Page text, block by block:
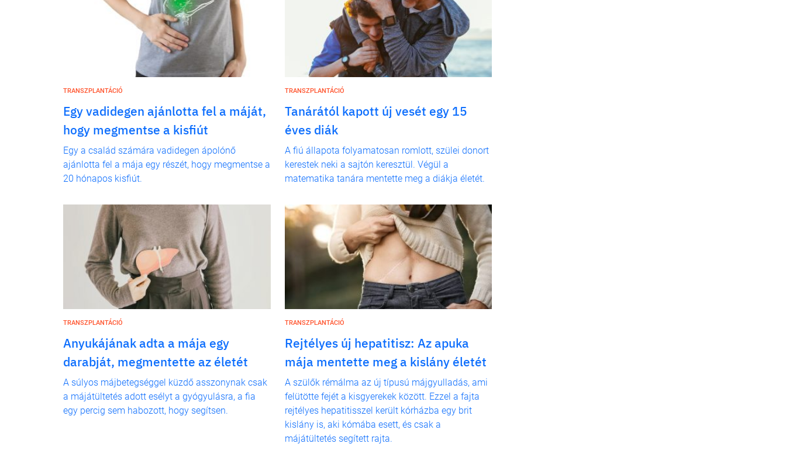
TRANSZPLANTÁCIÓ
Egy vadidegen ajánlotta fel a máját,
hogy megmentse a kisfiút
Egy a család számára vadidegen ápolónő
ajánlotta fel a mája egy részét, hogy megmentse a
20 hónapos kisfiút.
TRANSZPLANTÁCIÓ
Tanárától kapott új vesét egy 15
éves diák
A fiú állapota folyamatosan romlott, szülei donort
kerestek neki a sajtón keresztül. Végül a
matematika tanára mentette meg a diákja életét.
TRANSZPLANTÁCIÓ
Anyukájának adta a mája egy
darabját, megmentette az életét
A súlyos májbetegséggel küzdő asszonynak csak
a májátültetés adott esélyt a gyógyulásra, a fia
egy percig sem habozott, hogy segítsen.
TRANSZPLANTÁCIÓ
Rejtélyes új hepatitisz: Az apuka
mája mentette meg a kislány életét
A szülők rémálma az új típusú májgyulladás, ami
felütötte fejét a kisgyerekek között. Ezzel a fajta
rejtélyes hepatitisszel került kórházba egy brit
kislány is, aki kómába esett, és csak a
májátültetés segített rajta.